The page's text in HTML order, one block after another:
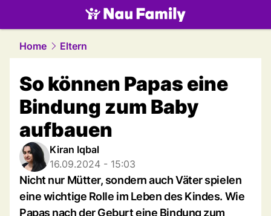
family.NAU.ch
Home Eltern
So können Papas eine
Bindung zum Baby
aufbauen
Kiran Iqbal
16.09.2024 - 15:03
Nicht nur Mütter, sondern auch Väter spielen
eine wichtige Rolle im Leben des Kindes. Wie
Papas nach der Geburt eine Bindung zum